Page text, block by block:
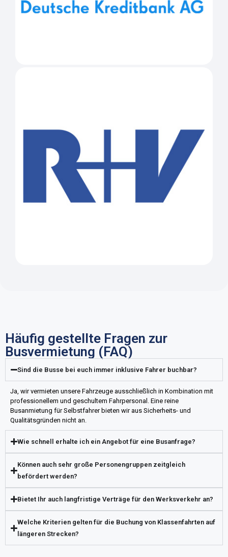
Häufig gestellte Fragen zur
Busvermietung (FAQ)
Sind die Busse bei euch immer inklusive Fahrer buchbar?
Ja, wir vermieten unsere Fahrzeuge ausschließlich in Kombination mit
professionellem und geschultem Fahrpersonal. Eine reine
Busanmietung für Selbstfahrer bieten wir aus Sicherheits- und
Qualitätsgründen nicht an.
Wie schnell erhalte ich ein Angebot für eine Busanfrage?
Können auch sehr große Personengruppen zeitgleich
befördert werden?
Bietet Ihr auch langfristige Verträge für den Werksverkehr an?
Welche Kriterien gelten für die Buchung von Klassenfahrten auf
längeren Strecken?